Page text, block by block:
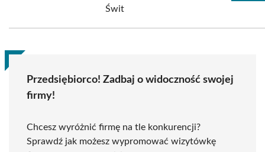
Świt
Przedsiębiorco! Zadbaj o widoczność swojej
firmy!
Chcesz wyróżnić firmę na tle konkurencji?
Sprawdź jak możesz wypromować wizytówkę